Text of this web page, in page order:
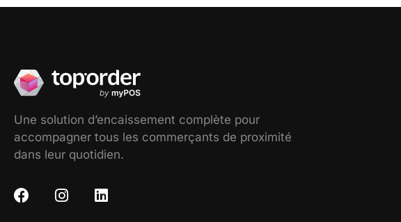
Une solution d’encaissement complète pour
accompagner tous les commerçants de proximité
dans leur quotidien.